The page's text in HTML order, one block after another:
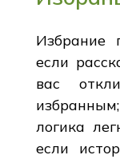
Избрание
если
вас
логика
если